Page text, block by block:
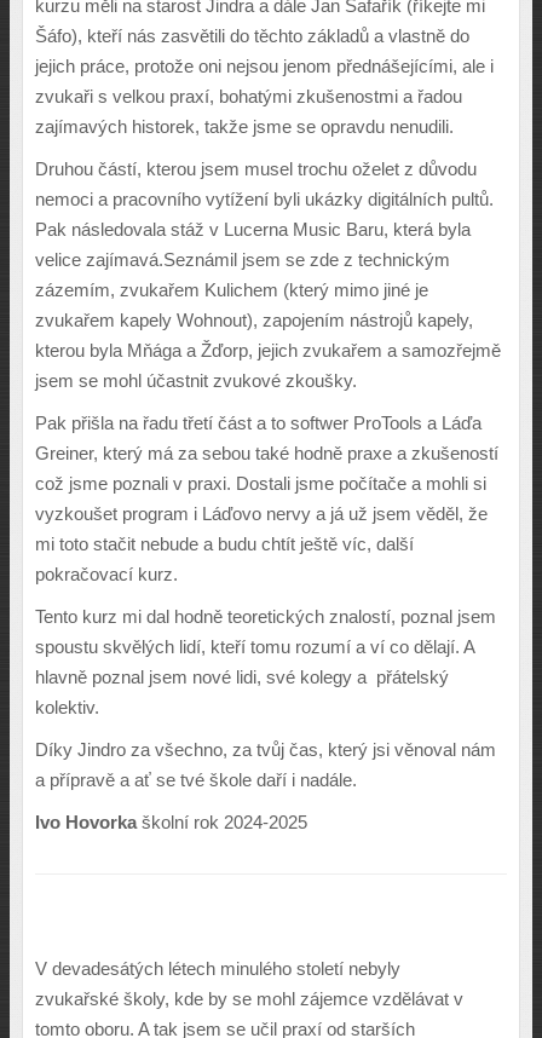
kurzu měli na starost Jindra a dále Jan Šafařík (říkejte mi
Šáfo), kteří nás zasvětili do těchto základů a vlastně do
jejich práce, protože oni nejsou jenom přednášejícími, ale i
zvukaři s velkou praxí, bohatými zkušenostmi a řadou
zajímavých historek, takže jsme se opravdu nenudili.
Druhou částí, kterou jsem musel trochu oželet z důvodu
nemoci a pracovního vytížení byli ukázky digitálních pultů.
Pak následovala stáž v Lucerna Music Baru, která byla
velice zajímavá.Seznámil jsem se zde z technickým
zázemím, zvukařem Kulichem (který mimo jiné je
zvukařem kapely Wohnout), zapojením nástrojů kapely,
kterou byla Mňága a Žďorp, jejich zvukařem a samozřejmě
jsem se mohl účastnit zvukové zkoušky.
Pak přišla na řadu třetí část a to softwer ProTools a Láďa
Greiner, který má za sebou také hodně praxe a zkušeností
což jsme poznali v praxi. Dostali jsme počítače a mohli si
vyzkoušet program i Láďovo nervy a já už jsem věděl, že
mi toto stačit nebude a budu chtít ještě víc, další
pokračovací kurz.
Tento kurz mi dal hodně teoretických znalostí, poznal jsem
spoustu skvělých lidí, kteří tomu rozumí a ví co dělají. A
hlavně poznal jsem nové lidi, své kolegy a přátelský
kolektiv.
Díky Jindro za všechno, za tvůj čas, který jsi věnoval nám
a přípravě a ať se tvé škole daří i nadále.
Ivo Hovorka školní rok 2024-2025
V devadesátých létech minulého století nebyly
zvukařské školy, kde by se mohl zájemce vzdělávat v
tomto oboru. A tak jsem se učil praxí od starších